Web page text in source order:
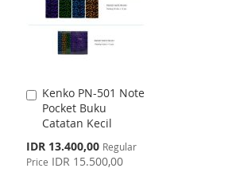
Kenko PN-501 Note
Pocket Buku
Catatan Kecil
Special
Price
IDR 13.400,00 Regular
Price IDR 15.500,00
Add
to
Cart